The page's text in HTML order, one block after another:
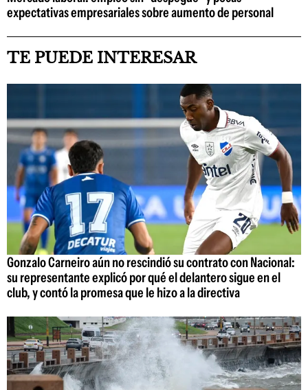
expectativas empresariales sobre aumento de personal
TE PUEDE INTERESAR
Gonzalo Carneiro aún no rescindió su contrato con Nacional:
su representante explicó por qué el delantero sigue en el
club, y contó la promesa que le hizo a la directiva